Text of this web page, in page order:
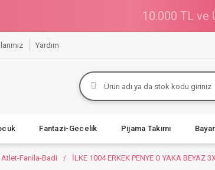
10.000 TL ve
Yardım
Fantazi-Gecelik Pijama Takımı
Fanila-Badi İLKE 1004 ERKEK PENYE O YAKA BEYAZ